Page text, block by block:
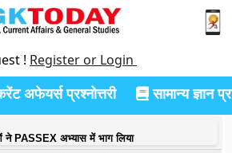
! Register or Login
अफेयर्स प्रश्नोत्तरी सामान्य ज्ञान
ने PASSEX अभ्यास में भाग लिया